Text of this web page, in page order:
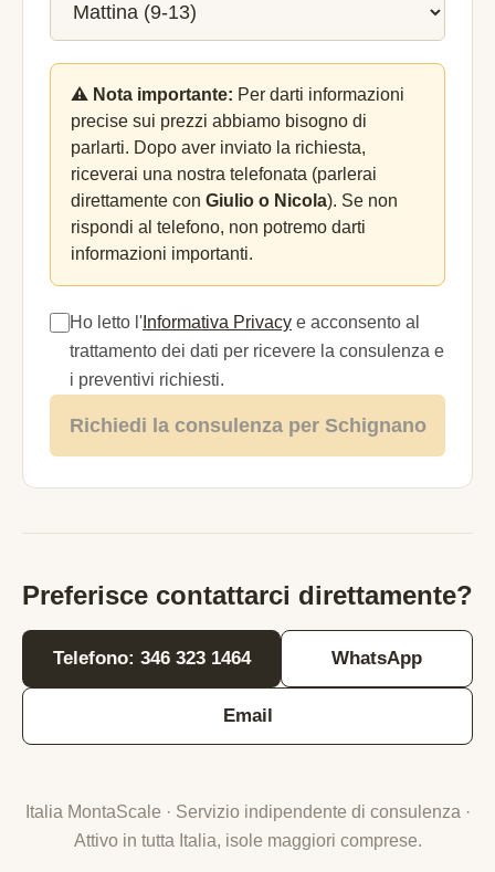
⚠️ Nota importante: Per darti informazioni
precise sui prezzi abbiamo bisogno di
parlarti. Dopo aver inviato la richiesta,
riceverai una nostra telefonata (parlerai
direttamente con Giulio o Nicola). Se non
rispondi al telefono, non potremo darti
informazioni importanti.
Ho letto l' Informativa Privacy e acconsento al
trattamento dei dati per ricevere la consulenza e
i preventivi richiesti.
Richiedi la consulenza per Schignano
Preferisce contattarci direttamente?
Telefono: 346 323 1464 WhatsApp
Email
Italia MontaScale · Servizio indipendente di consulenza ·
Attivo in tutta Italia, isole maggiori comprese.